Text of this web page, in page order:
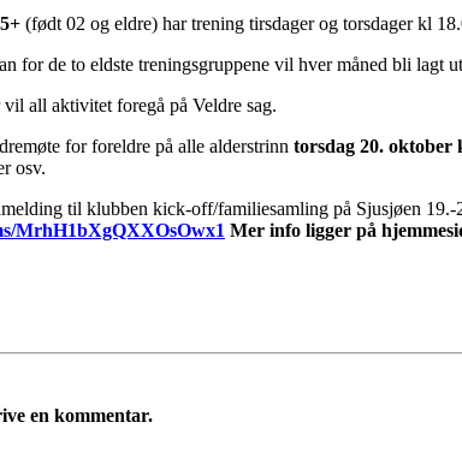
(født 02 og eldre) har trening tirsdager og torsdager kl
for de to eldste treningsgruppene vil hver måned bli lagt
all aktivitet foregå på Veldre sag.
for foreldre på alle alderstrinn torsdag 20. oktober
osv.
til klubben kick-off/familiesamling på Sjusjøen
MrhH1bXgQXXOsOwx1 Mer info ligger på
en kommentar.